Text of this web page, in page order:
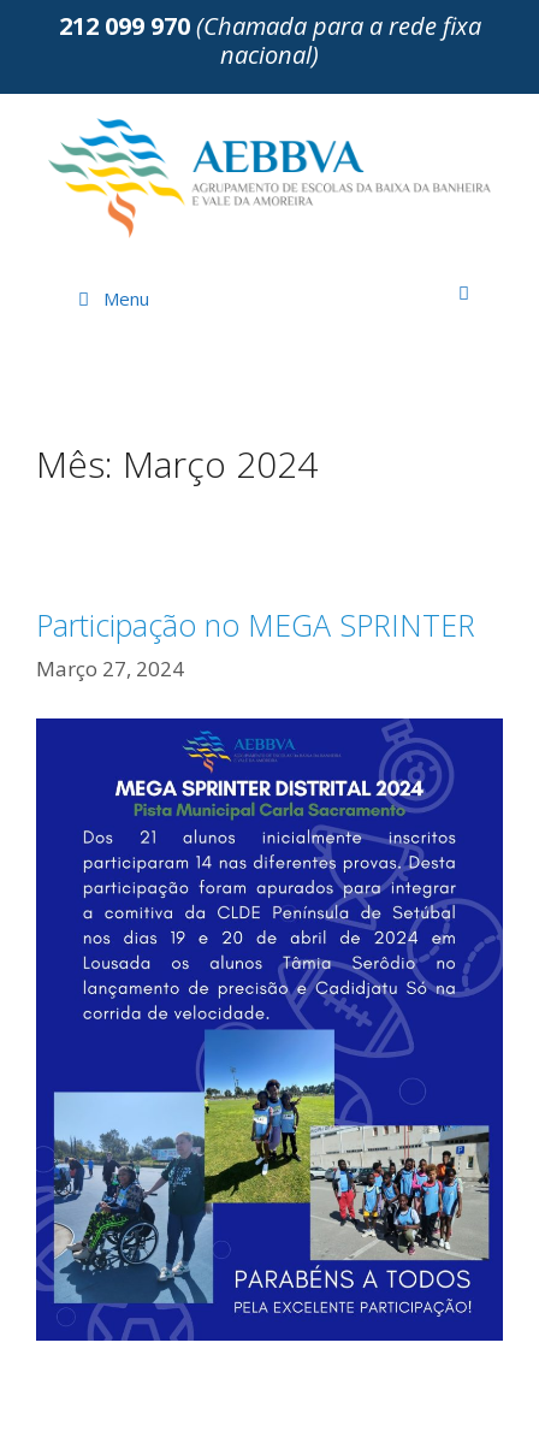
212 099 970(Chamada para a rede fixa
nacional)
Menu
Mês: Março 2024
Participação no MEGA SPRINTER
Março 27, 2024